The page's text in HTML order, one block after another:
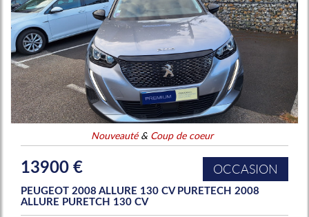
Nouveauté& Coup de coeur
13900 € OCCASION
PEUGEOT 2008 ALLURE 130 CV PURETECH 2008
ALLURE PURETCH 130 CV